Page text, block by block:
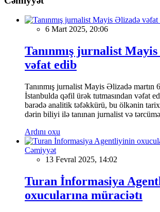
6 Mart 2025, 20:06
Tanınmış jurnalist
vəfat edib
Tanınmış jurnalist Mayis Əlizadə martın
İstanbulda qəfil ürək tutmasından vəfat
barədə analitik təfəkkürü, bu ölkənin
dərin biliyi ilə tanınan jurnalist və
Ardını oxu
Cəmiyyət
13 Fevral 2025, 14:02
Turan İnformasiya
oxucularına müraciətı